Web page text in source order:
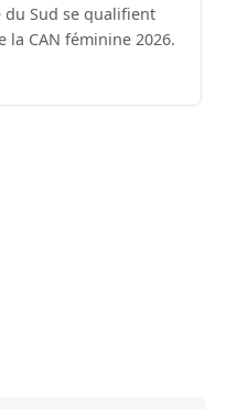
du Sud se qualifient
CAN féminine 2026.